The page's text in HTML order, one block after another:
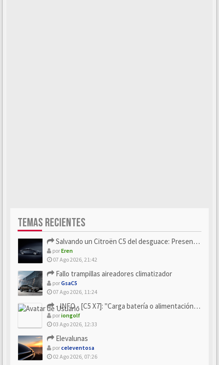
TEMAS RECIENTES
Salvando un Citroën C5 del desguace: Presentación y seguimiento
porEren
07 Ago 2026, 21:42
Fallo trampillas aireadores climatizador
porGsaC5
07 Ago 2026, 11:24
- INFO - [C5 X7]: "Carga batería o alimentación eléctri...
poriongolf
03 Ago 2026, 12:33
Elevalunas
porceleventosa
02 Ago 2026, 07:26